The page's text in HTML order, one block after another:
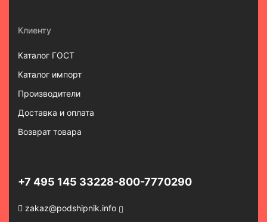
Клиенту
Каталог ГОСТ
Каталог импорт
Производители
Доставка и оплата
Возврат товара
+7 495 145 33228-800-7770290
zakaz@podshipnik.info